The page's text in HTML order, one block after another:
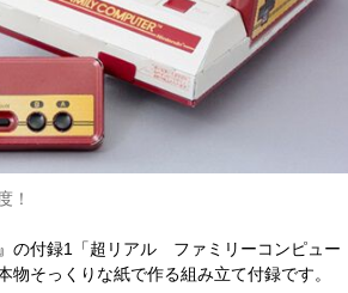
！
の付録1「超リアル ファミリーコンピュー
そっくりな紙で作る組み立て付録です。